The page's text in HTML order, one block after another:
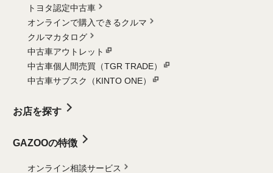
トヨタ認定中古車
オンラインで購入できるクルマ
クルマカタログ
中古車アウトレット
中古車個人間売買（TGR TRADE）
中古車サブスク（KINTO ONE）
お店を探す
GAZOOの特徴
オンライン相談サービス